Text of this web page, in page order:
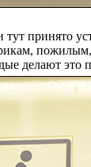
тут принято
делают это